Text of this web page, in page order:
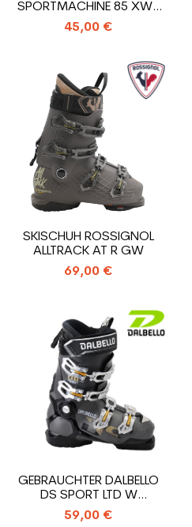
SPORTMACHINE 85 XWR
SKISCHUH
45,00 €
SKISCHUH ROSSIGNOL
ALLTRACK AT R GW
69,00 €
GEBRAUCHTER DALBELLO
DS SPORT LTD W
SKISCHUH
59,00 €